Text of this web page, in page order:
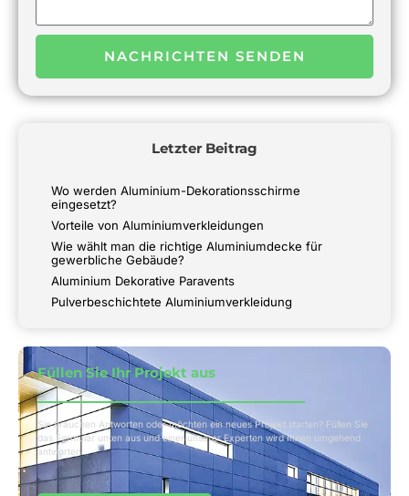
NACHRICHTEN SENDEN
Letzter Beitrag
Wo werden Aluminium-Dekorationsschirme
eingesetzt?
Vorteile von Aluminiumverkleidungen
Wie wählt man die richtige Aluminiumdecke für
gewerbliche Gebäude?
Aluminium Dekorative Paravents
Pulverbeschichtete Aluminiumverkleidung
Füllen Sie Ihr Projekt aus
Sie brauchen Antworten oder möchten ein neues Projekt starten? Füllen Sie
das Formular unten aus und einer unserer Experten wird Ihnen umgehend
antworten.